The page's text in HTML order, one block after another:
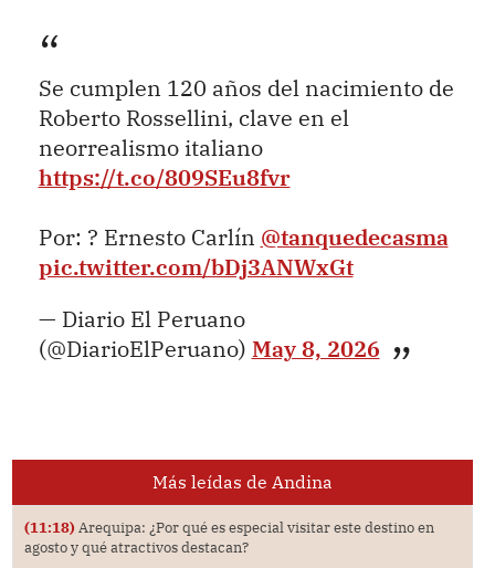
Se cumplen 120 años del nacimiento de
Roberto Rossellini, clave en el
neorrealismo italiano
https://t.co/809SEu8fvr
Por: ? Ernesto Carlín @tanquedecasma
pic.twitter.com/bDj3ANWxGt
— Diario El Peruano
(@DiarioElPeruano) May 8, 2026
Más leídas de Andina
(11:18) Arequipa: ¿Por qué es especial visitar este destino en
agosto y qué atractivos destacan?